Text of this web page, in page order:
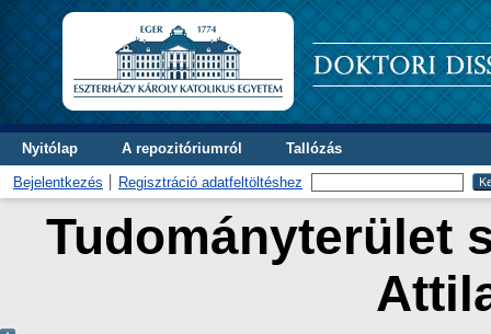
Nyitólap A repozitóriumról Tallózás
Bejelentkezés Regisztráció adatfeltöltéshez
Tudományterület